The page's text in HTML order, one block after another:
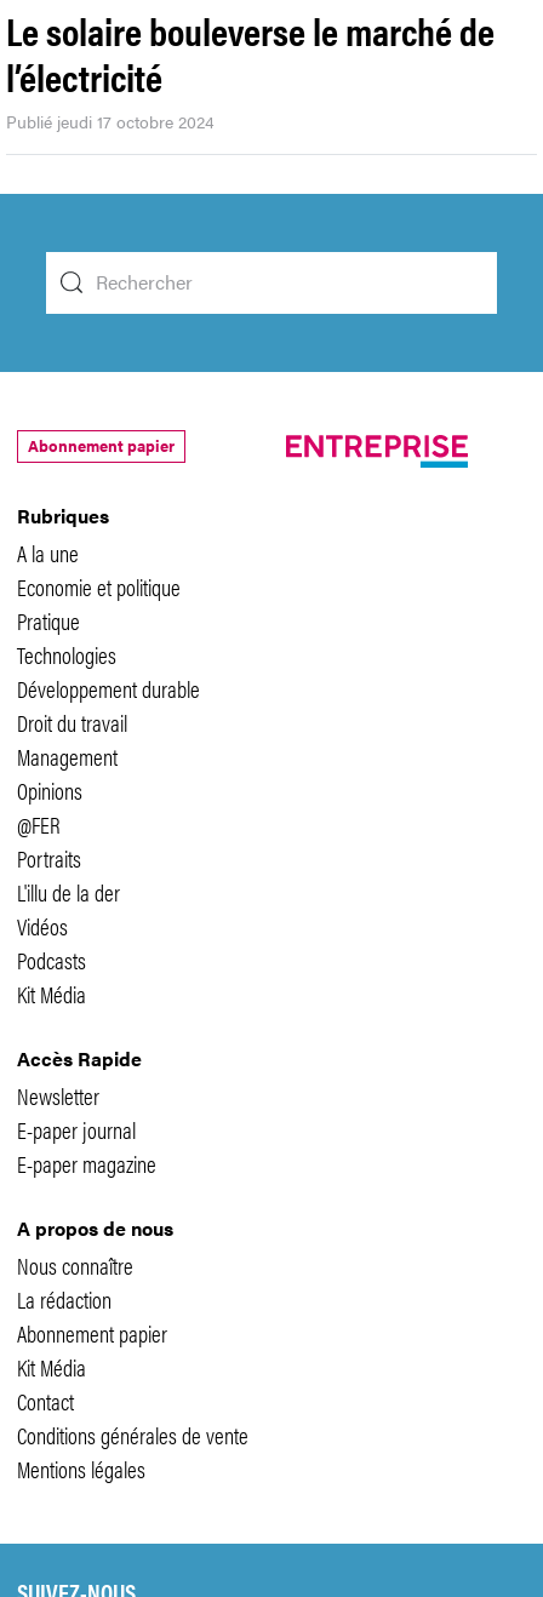
Le solaire bouleverse le marché de
l’électricité
Publié jeudi 17 octobre 2024
Rubriques
A la une
Economie et politique
Pratique
Technologies
Développement durable
Droit du travail
Management
Opinions
@FER
Portraits
L'illu de la der
Vidéos
Podcasts
Kit Média
Accès Rapide
Newsletter
E-paper journal
E-paper magazine
A propos de nous
Nous connaître
La rédaction
Abonnement papier
Kit Média
Contact
Conditions générales de vente
Mentions légales
Abonnement papier